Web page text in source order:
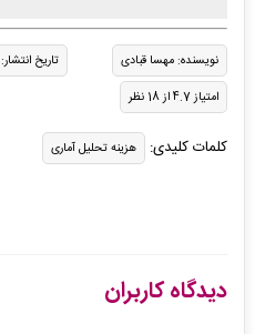
نویسنده: مهسا قبادی تاریخ انتشار: 1400/4/29
امتیاز 4.7 از 18 نظر
کلمات کلیدی: هزینه تحلیل آماری
دیدگاه کاربران